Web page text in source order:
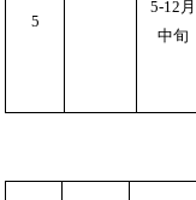
5
5-12月
中旬